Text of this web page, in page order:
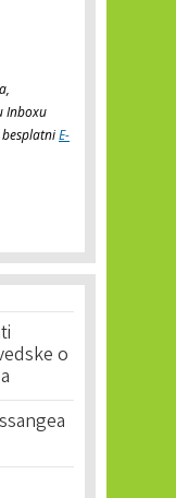
Inboxu
besplatniE-
o